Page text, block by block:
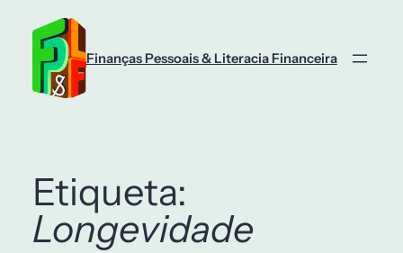
conteúdo
Finanças Pessoais & Literacia Financeira
Etiqueta:
Longevidade